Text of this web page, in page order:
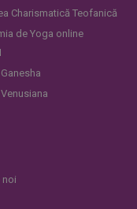
Charismatică Teofanică
de Yoga online
noi